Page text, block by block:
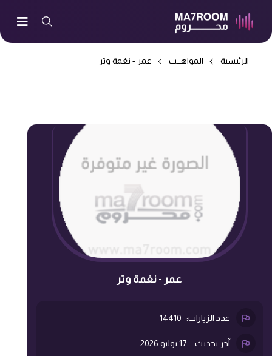
الرئيسية المواهــب عمر - نغمة وتر
عمر - نغمة وتر
عدد الزيارات: 14410
آخر تحديث : 17 يوليو 2026